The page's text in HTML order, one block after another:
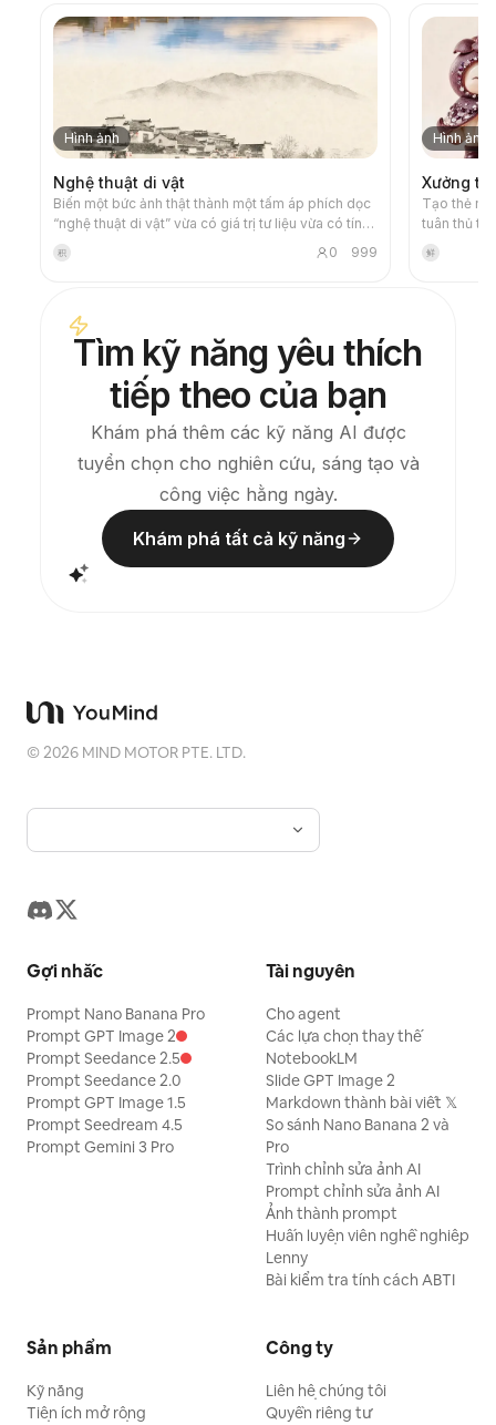
Hình ảnh
Nghệ thuật di vật
Biến một bức ảnh thật thành một tấm áp phích dọc
“nghệ thuật di vật” vừa có giá trị tư liệu vừa có tính
nghệ thuật: phần trên giữ nguyên bức ảnh gốc
chưa chỉnh sửa, phần dưới dùng nền giấy ấm hoặc
không phải tranh minh họa hay áp phích trang trí
thông thường, mà sử dụng các mảng mực ít, cạnh
mềm, khoảng trống và nét vẽ thưa – để cô đọng
kiến trúc, đô thị, mặt nước, con đường, tỷ lệ con
người, đường chân trời và tương quan sáng tối, nhờ
đó chủ thể vẫn giữ được độ nhận diện ngay cả
trong ảnh thu nhỏ. Tổng thể hình ảnh đề cao sự tĩnh
lặng, tiết chế và chất liệu như bản khắc hiện đại.
Màu sắc được lấy từ ảnh gốc, xoay quanh xanh
dương đậm, đen mực, xanh xám, màu đá hoặc các
gam ấm có độ bão hòa thấp, và đôi khi thêm một
chấm ấm nhỏ. Tiêu đề thường được giữ rất nhỏ, đầy
chất thơ, như nhãn triển lãm, không lấn át. Phù hợp
để làm áp phích nghệ thuật tối giản, bộ sưu tập di
gốc, đồng thời tạo ra một “dấu ấn ký ức” theo một
hệ thống ổn định ở phía dưới, mang lại cho mỗi bức
ảnh một cảm xúc riêng và một bản sắc thị giác có
khả năng mở rộng.
积 0 999
Hình ảnh
Xưởng
Tạo thẻ
tuân thủ
鲜
Tìm kỹ năng yêu thích
tiếp theo của bạn
Khám phá thêm các kỹ năng AI được
tuyển chọn cho nghiên cứu, sáng tạo và
công việc hằng ngày.
Khám phá tất cả kỹ năng
©2026 MIND MOTOR PTE. LTD.
Gợi nhắc
Prompt Nano Banana Pro
Prompt GPT Image 2
Prompt Seedance 2.5
Prompt Seedance 2.0
Prompt GPT Image 1.5
Prompt Seedream 4.5
Prompt Gemini 3 Pro
Tài nguyên
Cho agent
Các lựa chọn thay thế
NotebookLM
Slide GPT Image 2
Markdown thành bài viết 𝕏
So sánh Nano Banana 2 và
Pro
Trình chỉnh sửa ảnh AI
Prompt chỉnh sửa ảnh AI
Ảnh thành prompt
Huấn luyện viên nghề nghiệp
Lenny
Bài kiểm tra tính cách ABTI
Sản phẩm
Kỹ năng
Tiện ích mở rộng
Công ty
Liên hệ chúng tôi
Quyền riêng tư